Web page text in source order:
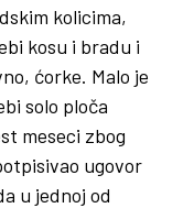
kolicima,
kosu i bradu i
ćorke. Malo je
solo ploča
meseci zbog
ugovor
u jednoj od